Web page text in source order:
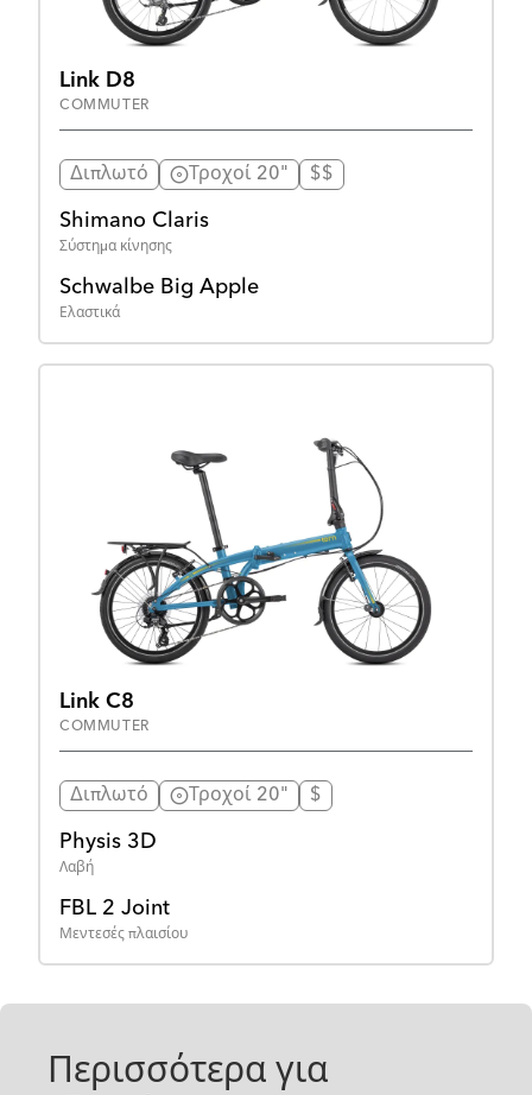
Link D8
COMMUTER
Διπλωτό Τροχοί 20" $$
Shimano Claris
Σύστημα κίνησης
Schwalbe Big Apple
Ελαστικά
Link C8
COMMUTER
Διπλωτό Τροχοί 20" $
Physis 3D
Λαβή
FBL 2 Joint
Μεντεσές πλαισίου
Περισσότερα για